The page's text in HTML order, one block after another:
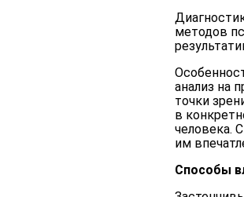
методов
анализ на
точки
в
человека.
им
Способы